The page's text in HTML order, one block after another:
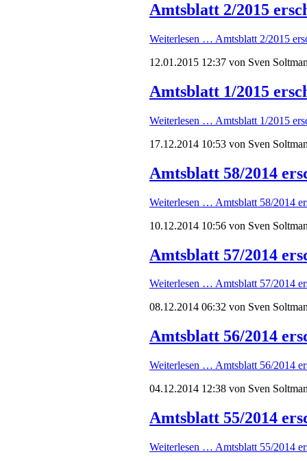
Amtsblatt 2/2015
Weiterlesen … Amtsblatt 2/2015
12.01.2015 12:37 von Sven
Amtsblatt 1/2015
Weiterlesen … Amtsblatt 1/2015
17.12.2014 10:53 von Sven
Amtsblatt 58/2014
Weiterlesen … Amtsblatt 58/2014
10.12.2014 10:56 von Sven
Amtsblatt 57/2014
Weiterlesen … Amtsblatt 57/2014
08.12.2014 06:32 von Sven
Amtsblatt 56/2014
Weiterlesen … Amtsblatt 56/2014
04.12.2014 12:38 von Sven
Amtsblatt 55/2014
Weiterlesen … Amtsblatt 55/2014